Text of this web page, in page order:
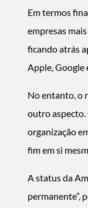
Em termos
empresas
ficando atrás
Apple, Google
No entanto, o
outro aspecto.
organização
fim em si
A status da
permanente”,